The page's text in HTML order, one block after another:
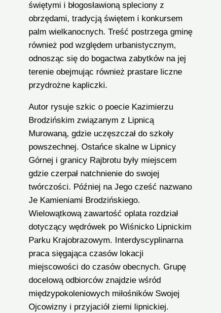
świętymi i błogosławioną spleciony z
obrzędami, tradycją świętem i konkursem
palm wielkanocnych. Treść postrzega gminę
również pod względem urbanistycznym,
odnosząc się do bogactwa zabytków na jej
terenie obejmując również prastare liczne
przydrożne kapliczki.
Autor rysuje szkic o poecie Kazimierzu
Brodzińskim związanym z Lipnicą
Murowaną, gdzie uczęszczał do szkoły
powszechnej. Ostańce skalne w Lipnicy
Górnej i granicy Rajbrotu były miejscem
gdzie czerpał natchnienie do swojej
twórczości. Później na Jego cześć nazwano
Je Kamieniami Brodzińskiego.
Wielowątkową zawartość oplata rozdział
dotyczący wędrówek po Wiśnicko Lipnickim
Parku Krajobrazowym. Interdyscyplinarna
praca sięgająca czasów lokacji
miejscowości do czasów obecnych. Grupę
docelową odbiorców znajdzie wśród
międzypokoleniowych miłośników Swojej
Ojcowizny i przyjaciół ziemi lipnickiej.